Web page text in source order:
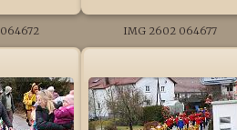
IMG 2602 064677